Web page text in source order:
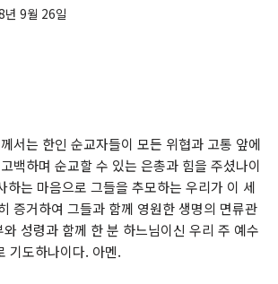
년 9월 26일
서는 한인 순교자들이 모든 위협과 고통 앞에
백하며 순교할 수 있는 은총과 힘을 주셨나이
하는 마음으로 그들을 추모하는 우리가 이 세
증거하여 그들과 함께 영원한 생명의 면류관
성령과 함께 한 분 하느님이신 우리 주 예수
기도하나이다. 아멘.